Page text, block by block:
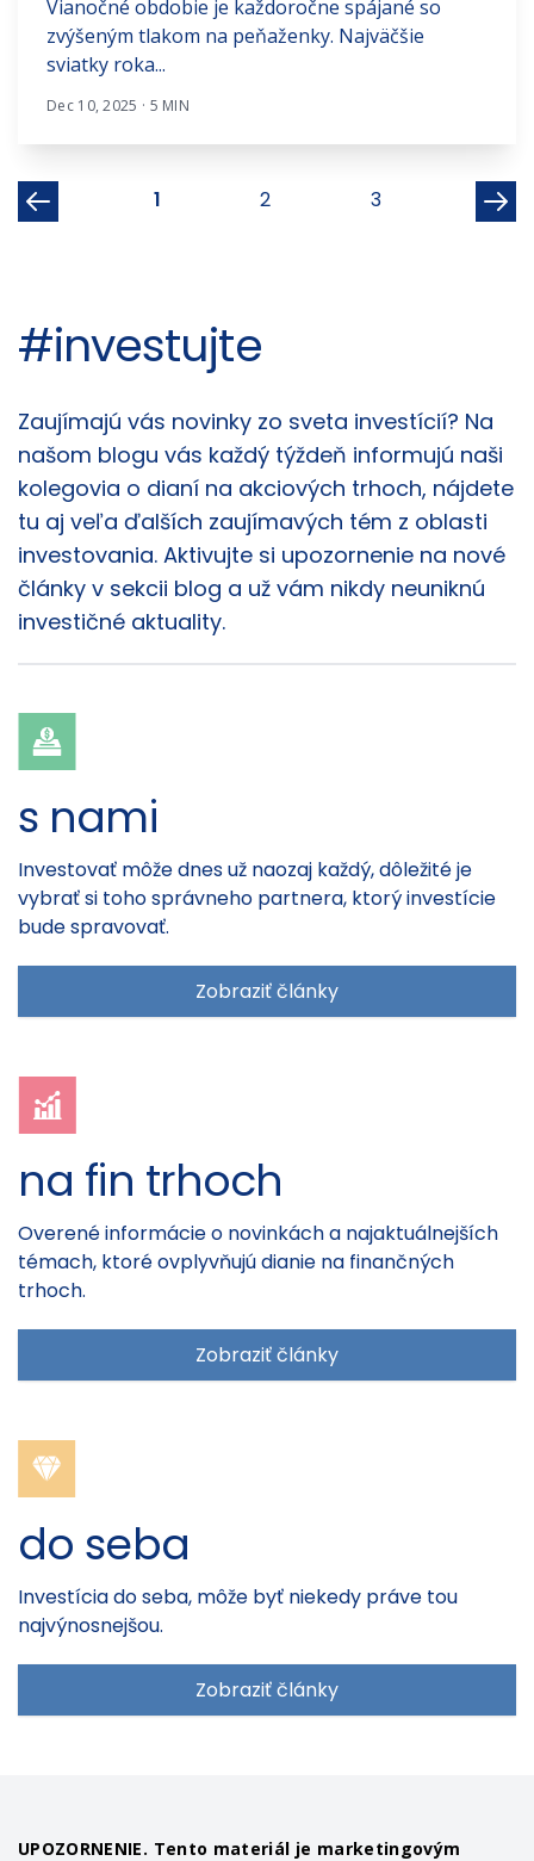
Vianočné obdobie je každoročne spájané so
zvýšeným tlakom na peňaženky. Najväčšie
sviatky roka...
Dec 10, 2025 · 5 MIN
1 2 3
#investujte
Články
Zaujímajú vás novinky zo sveta investícií? Na
našom blogu vás každý týždeň informujú naši
kolegovia o dianí na akciových trhoch, nájdete
tu aj veľa ďalších zaujímavých tém z oblasti
investovania. Aktivujte si upozornenie na nové
články v sekcii blog a už vám nikdy neuniknú
investičné aktuality.
s nami
Investovať môže dnes už naozaj každý, dôležité je
vybrať si toho správneho partnera, ktorý investície
bude spravovať.
Zobraziť články
na fin trhoch
Overené informácie o novinkách a najaktuálnejších
témach, ktoré ovplyvňujú dianie na finančných
trhoch.
Zobraziť články
do seba
Investícia do seba, môže byť niekedy práve tou
najvýnosnejšou.
Zobraziť články
UPOZORNENIE. Tento materiál je marketingovým